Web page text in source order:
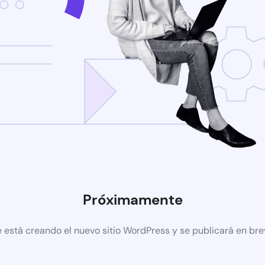
Próximamente
está creando el nuevo sitio WordPress y se publicará en